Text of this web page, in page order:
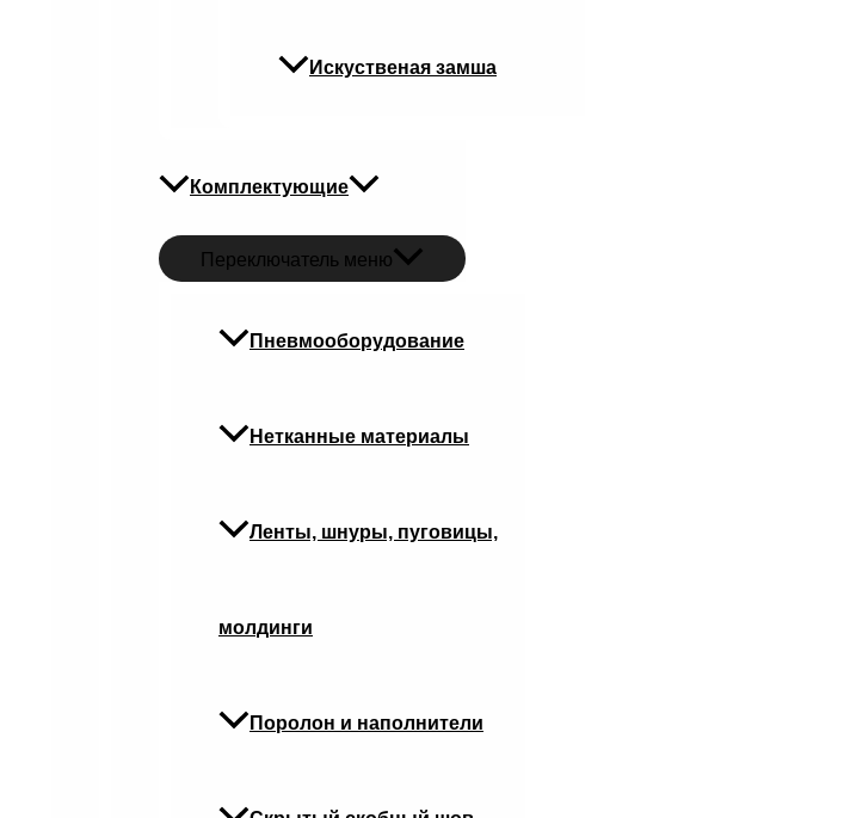
Искуственая замша
Комплектующие
Переключатель меню
Пневмооборудование
Нетканные материалы
Ленты, шнуры, пуговицы,
молдинги
Поролон и наполнители